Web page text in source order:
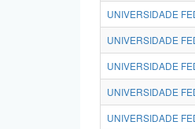
UNIVERSIDADE
UNIVERSIDADE
UNIVERSIDADE
UNIVERSIDADE
UNIVERSIDADE